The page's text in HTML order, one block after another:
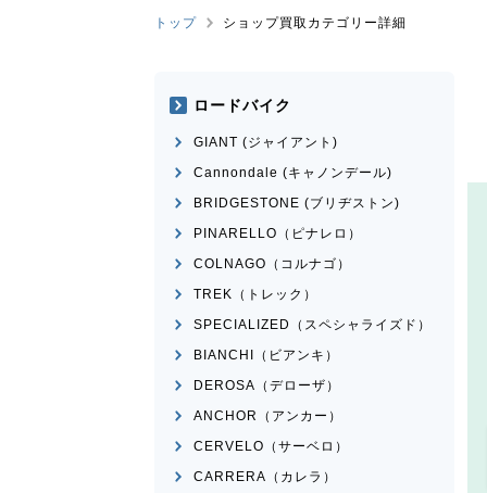
トップ ショップ買取カテゴリー詳細
ロードバイク
GIANT (ジャイアント)
Cannondale (キャノンデール)
BRIDGESTONE (ブリヂストン)
PINARELLO（ピナレロ）
COLNAGO（コルナゴ）
TREK（トレック）
SPECIALIZED（スペシャライズド）
BIANCHI（ビアンキ）
DEROSA（デローザ）
ANCHOR（アンカー）
CERVELO（サーベロ）
CARRERA（カレラ）